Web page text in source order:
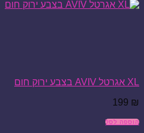
XL אגרטל AVIV בצבע ירוק חום
199 ₪
הוספה לסל